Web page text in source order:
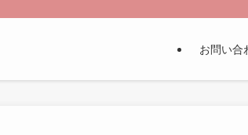
お問い合